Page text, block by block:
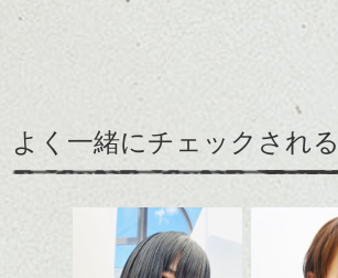
ここ最近タ
クトなイメー
トが良い感
そこに相反
りフォルム
に向けてい
いますよ。
た印象になって良いで
す。
に明るめグレージュのハ
イライトをプラスしてツ
ヤと軽さを。
ように。
緩いパーマが
雰囲気にぴ
トとコンパ
パーマそし
が似合う季
ふわっとし
よく一緒にチェックされ